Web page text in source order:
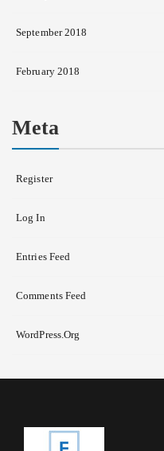
September 2018
February 2018
Meta
Register
Log In
Entries Feed
Comments Feed
WordPress.org